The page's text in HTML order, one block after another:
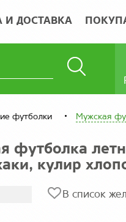
И ДОСТАВКА
футболки Мужская
футболка
кулир
В список